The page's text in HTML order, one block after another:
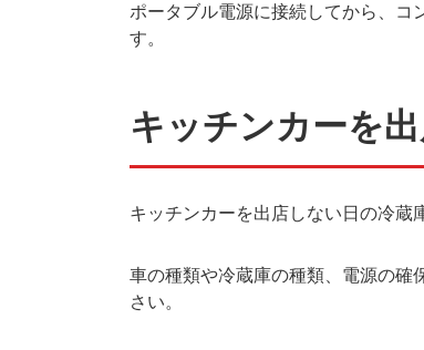
ポータブル電源に接続してから、コ
す。
キッチンカーを
キッチンカーを出店しない日の冷蔵
車の種類や冷蔵庫の種類、電源の確
さい。